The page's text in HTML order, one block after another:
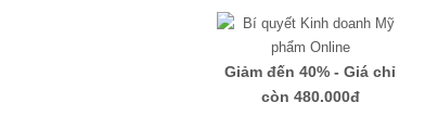
Giảm đến 40% - Giá chỉ
còn 480.000đ